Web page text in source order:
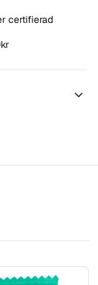
certifierad